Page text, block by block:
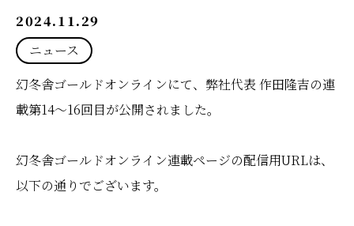
ニュース
2024.11.29
幻冬舎ゴールドオンラインにて、弊社代表 作田隆吉の連
載第14〜16回目が公開されました。
幻冬舎ゴールドオンライン連載ページの配信用URLは、
以下の通りでございます。